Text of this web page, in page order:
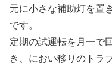
元に小さな補助灯を置
です。
定期の試運転を月一で
き、におい移りのトラ